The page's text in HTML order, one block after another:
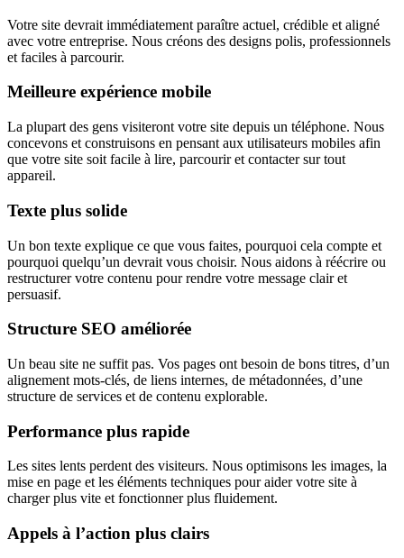
Votre site devrait immédiatement paraître actuel, crédible et aligné
avec votre entreprise. Nous créons des designs polis, professionnels
et faciles à parcourir.
Meilleure expérience mobile
La plupart des gens visiteront votre site depuis un téléphone. Nous
concevons et construisons en pensant aux utilisateurs mobiles afin
que votre site soit facile à lire, parcourir et contacter sur tout
appareil.
Texte plus solide
Un bon texte explique ce que vous faites, pourquoi cela compte et
pourquoi quelqu’un devrait vous choisir. Nous aidons à réécrire ou
restructurer votre contenu pour rendre votre message clair et
persuasif.
Structure SEO améliorée
Un beau site ne suffit pas. Vos pages ont besoin de bons titres, d’un
alignement mots-clés, de liens internes, de métadonnées, d’une
structure de services et de contenu explorable.
Performance plus rapide
Les sites lents perdent des visiteurs. Nous optimisons les images, la
mise en page et les éléments techniques pour aider votre site à
charger plus vite et fonctionner plus fluidement.
Appels à l’action plus clairs